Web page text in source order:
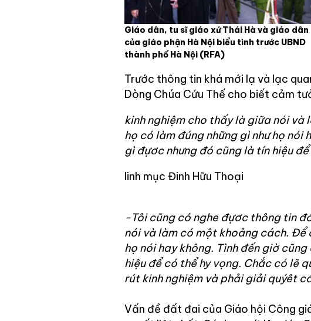
Giáo dân, tu sĩ giáo xứ Thái Hà và giáo dân
của giáo phận Hà Nội biểu tình trước UBND
thành phố Hà Nội (RFA)
Trước thông tin khá mới lạ và lạc
Dòng Chúa Cứu Thế cho biết cảm
kinh nghiệm cho thấy là giữa nói
họ có làm đúng những gì như họ nói
gì đựơc nhưng đó cũng là tín hiệu
linh mục Đinh Hữu Thoại
-Tôi cũng có nghe đựơc thông tin
nói và làm có một khoảng cách. Để
họ nói hay không. Tình đến giờ
hiệu để có thể hy vọng. Chắc có lẽ
rút kinh nghiệm và phải giải quýêt
Vấn đề đất đai của Giáo hội Công